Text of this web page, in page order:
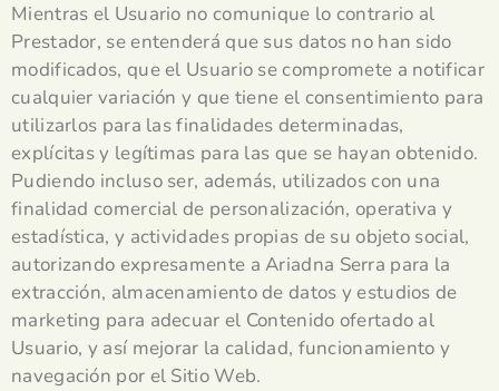
Mientras el Usuario no comunique lo contrario al
Prestador, se entenderá que sus datos no han sido
modificados, que el Usuario se compromete a notificar
cualquier variación y que tiene el consentimiento para
utilizarlos para las finalidades determinadas,
explícitas y legítimas para las que se hayan obtenido.
Pudiendo incluso ser, además, utilizados con una
finalidad comercial de personalización, operativa y
estadística, y actividades propias de su objeto social,
autorizando expresamente a Ariadna Serra para la
extracción, almacenamiento de datos y estudios de
marketing para adecuar el Contenido ofertado al
Usuario, y así mejorar la calidad, funcionamiento y
navegación por el Sitio Web.